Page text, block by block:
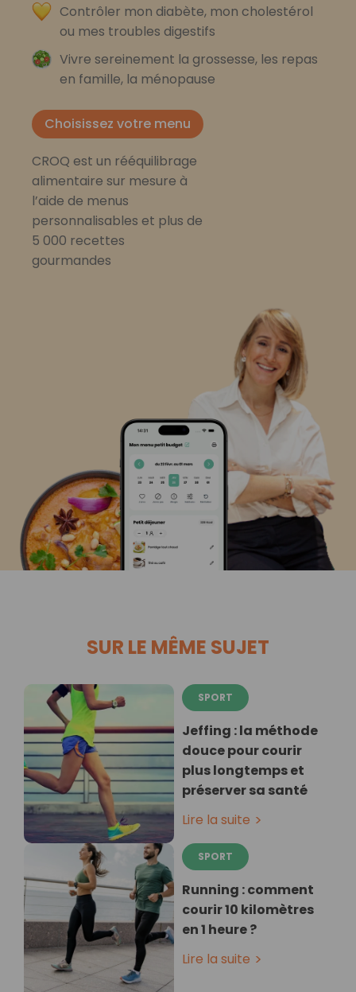
Contrôler mon diabète, mon cholestérol
ou mes troubles digestifs
Vivre sereinement la grossesse, les repas
en famille, la ménopause
Choisissez votre menu
CROQ est un rééquilibrage
alimentaire sur mesure à
l’aide de menus
personnalisables et plus de
5 000 recettes
gourmandes
SUR LE MÊME SUJET
SPORT
Jeffing : la méthode
douce pour courir
plus longtemps et
préserver sa santé
Lire la suite
SPORT
Running : comment
courir 10 kilomètres
en 1 heure ?
Lire la suite